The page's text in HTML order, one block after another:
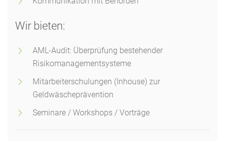
Wir bieten:
AML-Audit: Überprüfung bestehender
Risikomanagementsysteme
Mitarbeiterschulungen (Inhouse) zur
Geldwäscheprävention
Seminare / Workshops / Vorträge